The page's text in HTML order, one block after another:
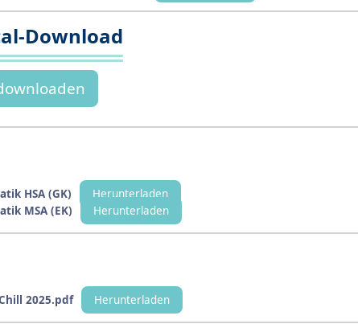
Download
HSA (GK)
Herunterladen
MSA (EK)
Herunterladen
2025.pdf Herunterladen